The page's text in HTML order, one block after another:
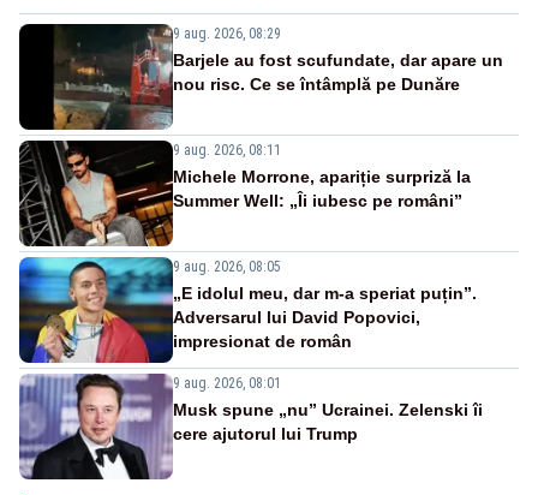
9 aug. 2026, 08:29
Barjele au fost scufundate, dar apare un
nou risc. Ce se întâmplă pe Dunăre
9 aug. 2026, 08:11
Michele Morrone, apariție surpriză la
Summer Well: „Îi iubesc pe români”
9 aug. 2026, 08:05
„E idolul meu, dar m-a speriat puțin”.
Adversarul lui David Popovici,
impresionat de român
9 aug. 2026, 08:01
Musk spune „nu” Ucrainei. Zelenski îi
cere ajutorul lui Trump